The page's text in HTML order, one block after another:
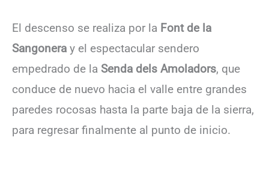
El descenso se realiza por la Font de la
Sangonera y el espectacular sendero
empedrado de la Senda dels Amoladors, que
conduce de nuevo hacia el valle entre grandes
paredes rocosas hasta la parte baja de la sierra,
para regresar finalmente al punto de inicio.